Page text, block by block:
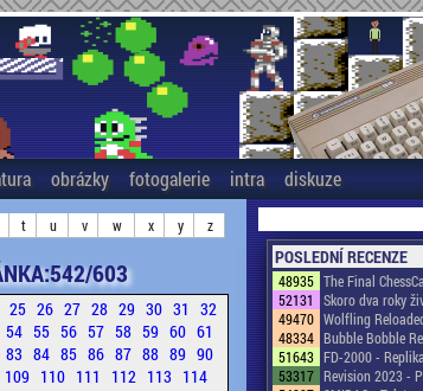
obrázky fotogalerie intra diskuze
t u v w x y z
603
25 26 27 28 29 30 31 32
54 55 56 57 58 59 60 61
83 84 85 86 87 88 89 90
109 110 111 112 113 114
POSLEDNÍ RECENZE
48935 The Final
52131
Skoro dva roky
49470 Wolfling
48334 Bubble Bobble
51643 FD-2000 -
53317 Revision 2023 -